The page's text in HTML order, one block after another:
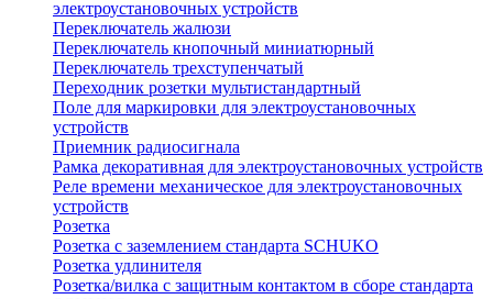
электроустановочных устройств
Переключатель жалюзи
Переключатель кнопочный миниатюрный
Переключатель трехступенчатый
Переходник розетки мультистандартный
Поле для маркировки для электроустановочных
устройств
Приемник радиосигнала
Рамка декоративная для электроустановочных устройств
Реле времени механическое для электроустановочных
устройств
Розетка
Розетка с заземлением стандарта SCHUKO
Розетка удлинителя
Розетка/вилка с защитным контактом в сборе стандарта